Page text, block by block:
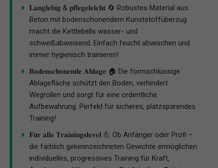
𝐋𝐚𝐧𝐠𝐥𝐞𝐛𝐢𝐠 & 𝐩𝐟𝐥𝐞𝐠𝐞𝐥𝐞𝐢𝐜𝐡𝐭 🔄 Robustes Material aus
Beton mit bodenschonendem Kunststoffüberzug
macht die Kettlebells wasser- und
schweißabweisend. Einfach feucht abwischen und
immer hygienisch trainieren!
𝐁𝐨𝐝𝐞𝐧𝐬𝐜𝐡𝐨𝐧𝐞𝐧𝐝𝐞 𝐀𝐛𝐥𝐚𝐠𝐞 🏠 Die formschlüssige
Ablagefläche schützt den Boden, verhindert
Wegrollen und sorgt für eine ordentliche
Aufbewahrung. Perfekt für sicheres, platzsparendes
Training!
𝐅𝐮̈𝐫 𝐚𝐥𝐥𝐞 𝐓𝐫𝐚𝐢𝐧𝐢𝐧𝐠𝐬𝐥𝐞𝐯𝐞𝐥 💪 Ob Anfänger oder Profi –
die farblich gekennzeichneten Gewichte ermöglichen
individuelles, progressives Training für Kraft,